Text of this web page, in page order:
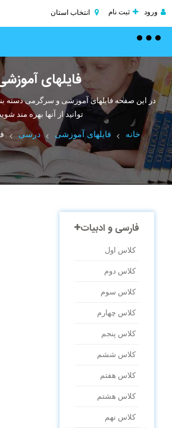
ورود ثبت نام انتخاب استان
Toggle
فایلهای
در این صفحه فایلهای آموزشی و سرگرمی
توانید از آنها بهره مند
خانه فایلهای آموزشی درسی
فارسی و ادبیات
کلاس اول
کلاس دوم
کلاس سوم
کلاس چهارم
کلاس پنجم
کلاس ششم
کلاس هفتم
کلاس هشتم
کلاس نهم